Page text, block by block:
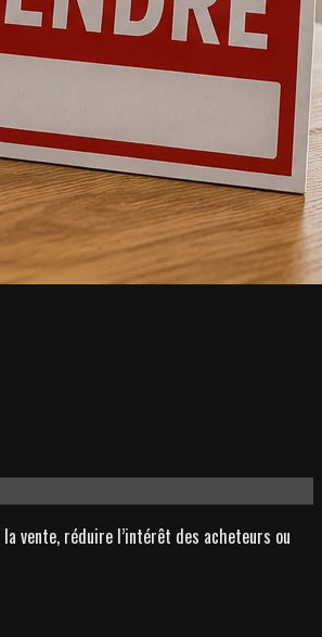
vente, réduire l’intérêt des acheteurs ou